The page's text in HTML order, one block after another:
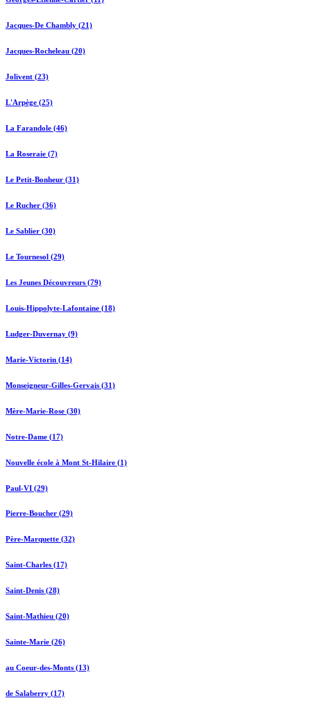
Jacques-De Chambly (21)
Jacques-Rocheleau (20)
Jolivent (23)
L'Arpège (25)
La Farandole (46)
La Roseraie (7)
Le Petit-Bonheur (31)
Le Rucher (36)
Le Sablier (30)
Le Tournesol (29)
Les Jeunes Découvreurs (79)
Louis-Hippolyte-Lafontaine (18)
Ludger-Duvernay (9)
Marie-Victorin (14)
Monseigneur-Gilles-Gervais (31)
Mère-Marie-Rose (30)
Notre-Dame (17)
Nouvelle école à Mont St-Hilaire (1)
Paul-VI (29)
Pierre-Boucher (29)
Père-Marquette (32)
Saint-Charles (17)
Saint-Denis (28)
Saint-Mathieu (20)
Sainte-Marie (26)
au Coeur-des-Monts (13)
de Salaberry (17)